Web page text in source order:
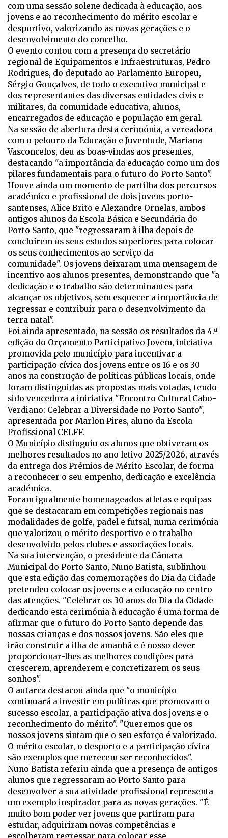
com uma sessão solene dedicada à educação, aos
jovens e ao reconhecimento do mérito escolar e
desportivo, valorizando as novas gerações e o
desenvolvimento do concelho.
O evento contou com a presença do secretário
regional de Equipamentos e Infraestruturas, Pedro
Rodrigues, do deputado ao Parlamento Europeu,
Sérgio Gonçalves, de todo o executivo municipal e
dos representantes das diversas entidades civis e
militares, da comunidade educativa, alunos,
encarregados de educação e população em geral.
Na sessão de abertura desta cerimónia, a vereadora
com o pelouro da Educação e Juventude, Mariana
Vasconcelos, deu as boas-vindas aos presentes,
destacando "a importância da educação como um dos
pilares fundamentais para o futuro do Porto Santo".
Houve ainda um momento de partilha dos percursos
académico e profissional de dois jovens porto-
santenses, Alice Brito e Alexandre Ornelas, ambos
antigos alunos da Escola Básica e Secundária do
Porto Santo, que "regressaram à ilha depois de
concluírem os seus estudos superiores para colocar
os seus conhecimentos ao serviço da
comunidade". Os jovens deixaram uma mensagem de
incentivo aos alunos presentes, demonstrando que "a
dedicação e o trabalho são determinantes para
alcançar os objetivos, sem esquecer a importância de
regressar e contribuir para o desenvolvimento da
terra natal".
Foi ainda apresentado, na sessão os resultados da 4.ª
edição do Orçamento Participativo Jovem, iniciativa
promovida pelo município para incentivar a
participação cívica dos jovens entre os 16 e os 30
anos na construção de políticas públicas locais, onde
foram distinguidas as propostas mais votadas, tendo
sido vencedora a iniciativa "Encontro Cultural Cabo-
Verdiano: Celebrar a Diversidade no Porto Santo",
apresentada por Marlon Pires, aluno da Escola
Profissional CELFF.
O Município distinguiu os alunos que obtiveram os
melhores resultados no ano letivo 2025/2026, através
da entrega dos Prémios de Mérito Escolar, de forma
a reconhecer o seu empenho, dedicação e excelência
académica.
Foram igualmente homenageados atletas e equipas
que se destacaram em competições regionais nas
modalidades de golfe, padel e futsal, numa cerimónia
que valorizou o mérito desportivo e o trabalho
desenvolvido pelos clubes e associações locais.
Na sua intervenção, o presidente da Câmara
Municipal do Porto Santo, Nuno Batista, sublinhou
que esta edição das comemorações do Dia da Cidade
pretendeu colocar os jovens e a educação no centro
das atenções. "Celebrar os 30 anos do Dia da Cidade
dedicando esta cerimónia à educação é uma forma de
afirmar que o futuro do Porto Santo depende das
nossas crianças e dos nossos jovens. São eles que
irão construir a ilha de amanhã e é nosso dever
proporcionar-lhes as melhores condições para
crescerem, aprenderem e concretizarem os seus
sonhos".
O autarca destacou ainda que "o município
continuará a investir em políticas que promovam o
sucesso escolar, a participação ativa dos jovens e o
reconhecimento do mérito". "Queremos que os
nossos jovens sintam que o seu esforço é valorizado.
O mérito escolar, o desporto e a participação cívica
são exemplos que merecem ser reconhecidos".
Nuno Batista referiu ainda que a presença de antigos
alunos que regressaram ao Porto Santo para
desenvolver a sua atividade profissional representa
um exemplo inspirador para as novas gerações. "É
muito bom poder ver jovens que partiram para
estudar, adquiriram novas competências e